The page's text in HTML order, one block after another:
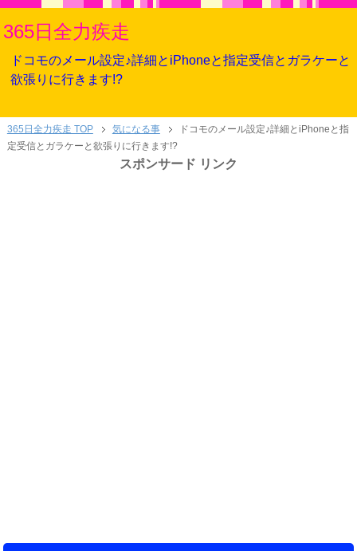
365日全力疾走
ドコモのメール設定♪詳細とiPhoneと指定受信とガラケーと
欲張りに行きます!?
365日全力疾走 TOP 気になる事
ドコモのメール設定♪詳細とiPhoneと指
定受信とガラケーと欲張りに行きます!?
スポンサード リンク